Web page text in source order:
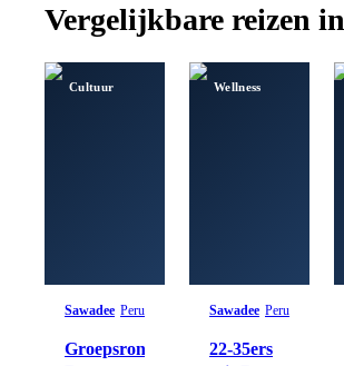
Vergelijkbare reizen in
Cultuur
Sawadee Peru
Groepsrondreis
Wellness
Sawadee Peru
22-35ers